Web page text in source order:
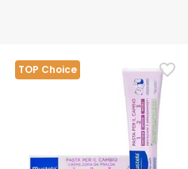
TOP Choice